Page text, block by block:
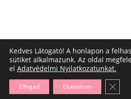
Kedves Látogató! A honlapon a
sütiket alkalmazunk. Az oldal
el Adatvédelmi Nyilatkozatunkat.
Elfogad Elutasítom Close